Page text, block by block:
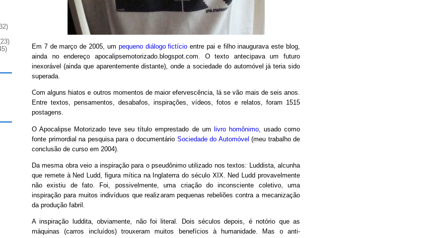
Em 7 de março de 2005, um pequeno diálogo fictício entre pai e filho inaugurava este blog,
ainda no endereço apocalipsemotorizado.blogspot.com. O texto antecipava um futuro
inexorável (ainda que aparentemente distante), onde a sociedade do automóvel já teria sido
superada.
Com alguns hiatos e outros momentos de maior efervescência, lá se vão mais de seis anos.
Entre textos, pensamentos, desabafos, inspirações, vídeos, fotos e relatos, foram 1515
postagens.
O Apocalipse Motorizado teve seu título emprestado de um livro homônimo, usado como
fonte primordial na pesquisa para o documentário Sociedade do Automóvel (meu trabalho de
conclusão de curso em 2004).
Da mesma obra veio a inspiração para o pseudônimo utilizado nos textos: Luddista, alcunha
que remete à Ned Ludd, figura mítica na Inglaterra do século XIX. Ned Ludd provavelmente
não existiu de fato. Foi, possivelmente, uma criação do inconsciente coletivo, uma
inspiração para muitos indivíduos que realizaram pequenas rebeliões contra a mecanização
da produção fabril.
A inspiração luddita, obviamente, não foi literal. Dois séculos depois, é notório que as
máquinas (carros incluídos) trouxeram muitos benefícios à humanidade. Mas o anti-